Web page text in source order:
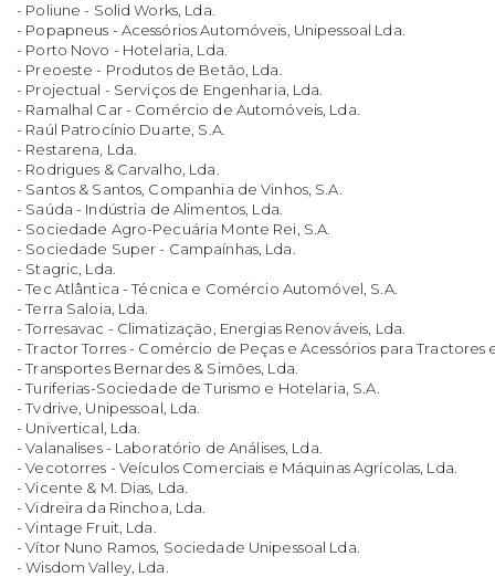
- Poliune - Solid Works, Lda.
- Popapneus - Acessórios Automóveis, Unipessoal Lda.
- Porto Novo - Hotelaria, Lda.
- Preoeste - Produtos de Betão, Lda.
- Projectual - Serviços de Engenharia, Lda.
- Ramalhal Car - Comércio de Automóveis, Lda.
- Raúl Patrocínio Duarte, S.A.
- Restarena, Lda.
- Rodrigues & Carvalho, Lda.
- Santos & Santos, Companhia de Vinhos, S.A.
- Saúda - Indústria de Alimentos, Lda.
- Sociedade Agro-Pecuária Monte Rei, S.A.
- Sociedade Super - Campaínhas, Lda.
- Stagric, Lda.
- Tec Atlântica - Técnica e Comércio Automóvel, S.A.
- Terra Saloia, Lda.
- Torresavac - Climatização, Energias Renováveis, Lda.
- Tractor Torres - Comércio de Peças e Acessórios para
- Transportes Bernardes & Simões, Lda.
- Turiferias-Sociedade de Turismo e Hotelaria, S.A.
- Tvdrive, Unipessoal, Lda.
- Univertical, Lda.
- Valanalises - Laboratório de Análises, Lda.
- Vecotorres - Veículos Comerciais e Máquinas Agrícolas, Lda.
- Vicente & M. Dias, Lda.
- Vidreira da Rinchoa, Lda.
- Vintage Fruit, Lda.
- Vítor Nuno Ramos, Sociedade Unipessoal Lda.
- Wisdom Valley, Lda.